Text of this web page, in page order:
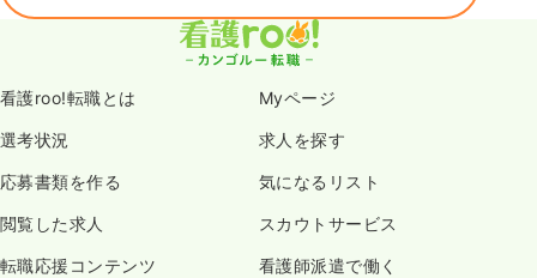
看護roo!転職とは Myページ
選考状況 求人を探す
応募書類を作る 気になるリスト
閲覧した求人 スカウトサービス
転職応援コンテンツ 看護師派遣で働く